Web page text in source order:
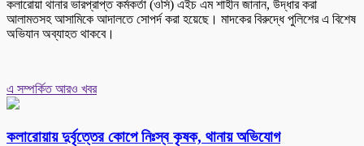
কলারোয়া থানার ভারপ্রাপ্ত কর্মকর্তা (ওসি) এইচ এম শাহীন জানান, উদ্ধার করা
আলামতসহ আসামিকে আদালতে সোপর্দ করা হয়েছে। মাদকের বিরুদ্ধে পুলিশের এ বিশেষ
অভিযান অব্যাহত থাকবে।
এ সম্পর্কিত আরও খবর
কলারোয়ায় দুর্বৃত্তের কোপে নিঃস্ব কৃষক, থানায় অভিযোগ